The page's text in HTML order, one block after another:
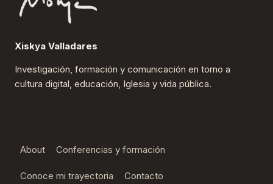
Xiskya Valladares
Investigación, formación y comunicación en torno a
cultura digital, educación, Iglesia y vida pública.
About Conferencias y formación
Conoce mi trayectoria Contacto